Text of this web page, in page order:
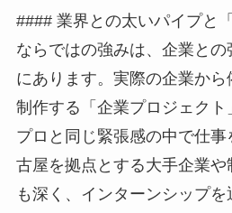
#### 業界との太いパイプと
ならではの強みは、企業との
にあります。実際の企業か
制作する「企業プロジェクト
プロと同じ緊張感の中で仕事
古屋を拠点とする大手企業や
も深く、インターンシップ